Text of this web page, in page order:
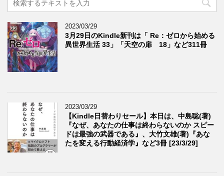
2023/03/29
3月29日のKindle新刊は「 Re：ゼロから始める
異世界生活 33」「天空の扉 18」など311冊
2023/03/29
【Kindle日替わりセール】本日は、中島聡(著)
『なぜ、あなたの仕事は終わらないのか スピー
ドは最強の武器である』、大竹文雄(著)『あな
たを変える行動経済学』など3冊 [23/3/29]